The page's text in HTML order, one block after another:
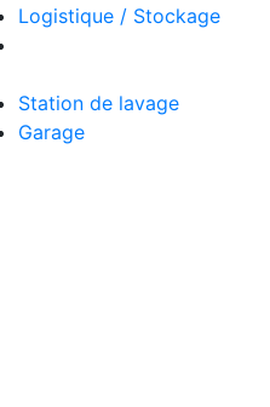
Logistique / Stockage
Station de lavage
Garage